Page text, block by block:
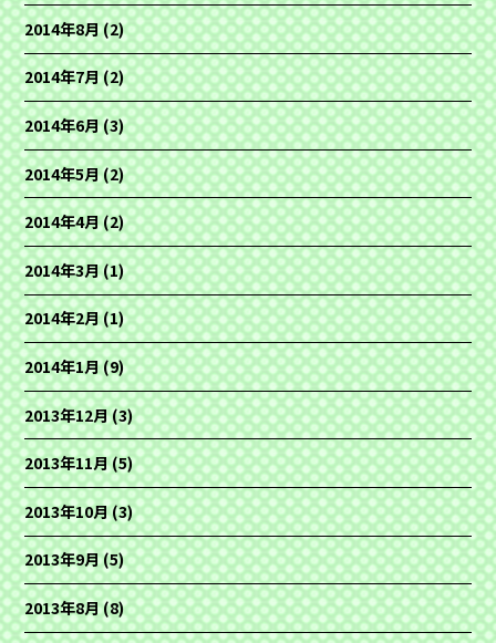
2014年8月(2)
2014年7月(2)
2014年6月(3)
2014年5月(2)
2014年4月(2)
2014年3月(1)
2014年2月(1)
2014年1月(9)
2013年12月(3)
2013年11月(5)
2013年10月(3)
2013年9月(5)
2013年8月(8)